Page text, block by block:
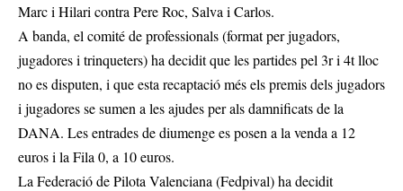
Marc i Hilari contra Pere Roc, Salva i Carlos.
A banda, el comité de professionals (format per jugadors,
jugadores i trinqueters) ha decidit que les partides pel 3r i 4t lloc
no es disputen, i que esta recaptació més els premis dels jugadors
i jugadores se sumen a les ajudes per als damnificats de la
DANA. Les entrades de diumenge es posen a la venda a 12
euros i la Fila 0, a 10 euros.
La Federació de Pilota Valenciana (Fedpival) ha decidit